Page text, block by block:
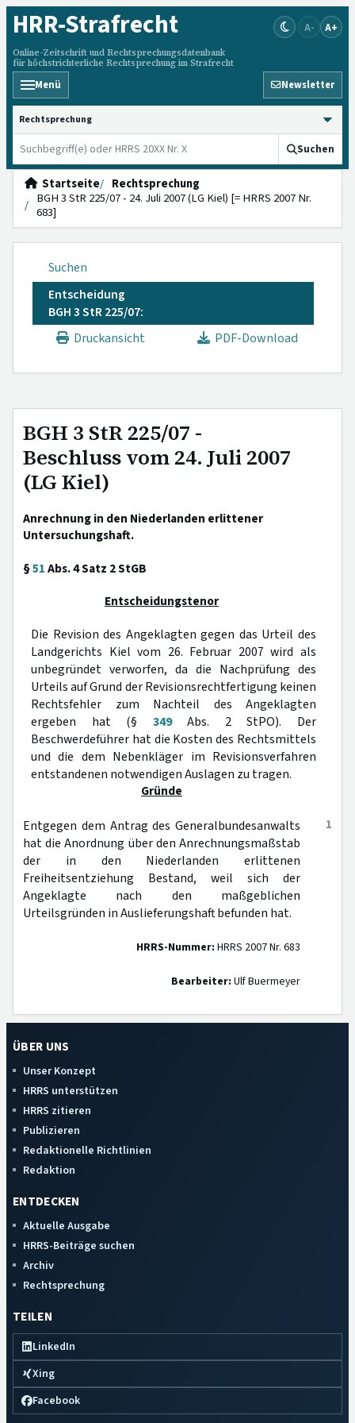
HRR-Strafrecht
Online-Zeitschrift und Rechtsprechungsdatenbank
für höchstrichterliche Rechtsprechung im Strafrecht
A- A+
Menü Newsletter
HRRS durchsuchen
Suchen
Startseite
Rechtsprechung
BGH 3 StR 225/07 - 24. Juli 2007 (LG Kiel) [= HRRS 2007 Nr.
683]
Suchen
Entscheidung
BGH 3 StR 225/07:
Druckansicht
PDF-Download
BGH 3 StR 225/07 -
Beschluss vom 24. Juli 2007
(LG Kiel)
Anrechnung in den Niederlanden erlittener
Untersuchungshaft.
§51Abs. 4 Satz 2 StGB
Entscheidungstenor
Die Revision des Angeklagten gegen das Urteil des
Landgerichts Kiel vom 26. Februar 2007 wird als
unbegründet verworfen, da die Nachprüfung des
Urteils auf Grund der Revisionsrechtfertigung keinen
Rechtsfehler zum Nachteil des Angeklagten
ergeben hat (§ 349Abs. 2 StPO). Der
Beschwerdeführer hat die Kosten des Rechtsmittels
und die dem Nebenkläger im Revisionsverfahren
entstandenen notwendigen Auslagen zu tragen.
Gründe
1
Entgegen dem Antrag des Generalbundesanwalts
hat die Anordnung über den Anrechnungsmaßstab
der in den Niederlanden erlittenen
Freiheitsentziehung Bestand, weil sich der
Angeklagte nach den maßgeblichen
Urteilsgründen in Auslieferungshaft befunden hat.
HRRS-Nummer: HRRS 2007 Nr. 683
Bearbeiter: Ulf Buermeyer
ÜBER UNS
Unser Konzept
HRRS unterstützen
HRRS zitieren
Publizieren
Redaktionelle Richtlinien
Redaktion
ENTDECKEN
Aktuelle Ausgabe
HRRS-Beiträge suchen
Archiv
Rechtsprechung
TEILEN
LinkedIn
Xing
Facebook